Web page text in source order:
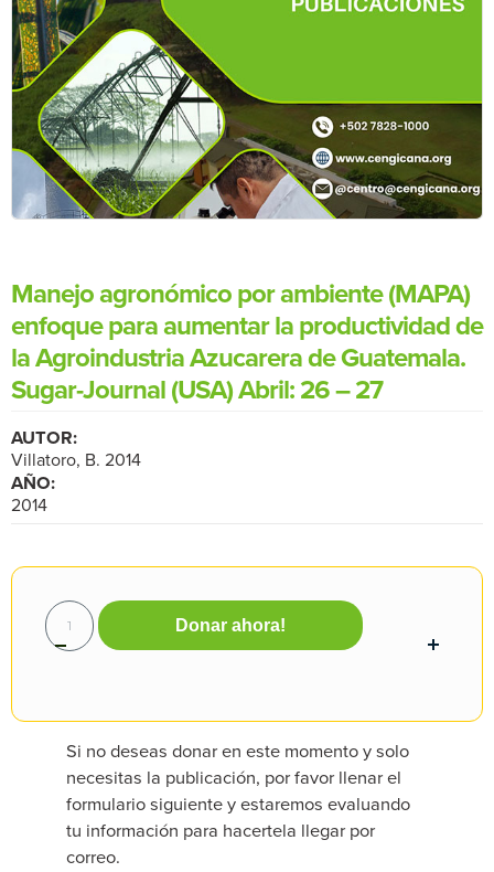
Manejo agronómico por ambiente (MAPA)
enfoque para aumentar la productividad de
la Agroindustria Azucarera de Guatemala.
Sugar-Journal (USA) Abril: 26 – 27
AUTOR:
Villatoro, B. 2014
AÑO:
2014
Donar ahora!
Si no deseas donar en este momento y solo
necesitas la publicación, por favor llenar el
formulario siguiente y estaremos evaluando
tu información para hacertela llegar por
correo.